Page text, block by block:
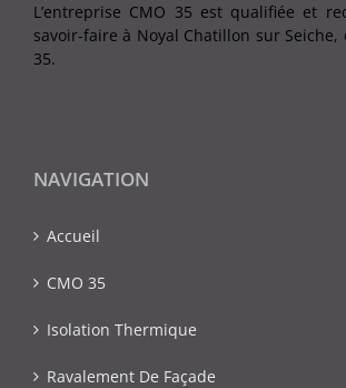
L’entreprise CMO 35 est qualifiée et
savoir-faire à Noyal Chatillon sur Seiche,
35.
NAVIGATION
Accueil
CMO 35
Isolation Thermique
Ravalement De Façade